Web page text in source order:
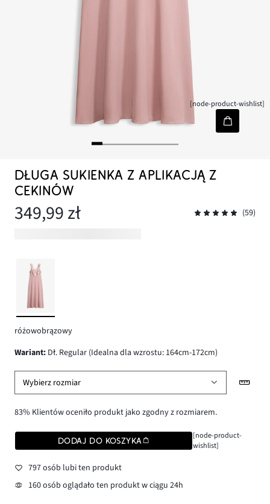
[node-product-wishlist]
DŁUGA SUKIENKA Z APLIKACJĄ Z
CEKINÓW
349,99 zł (59)
różowobrązowy
wariant: Dł. Regular (Idealna dla wzrostu: 164cm-172cm)
Wybierz rozmiar
83% Klientów oceniło produkt jako zgodny z rozmiarem.
DODAJ DO KOSZYKA
[node-product-
wishlist]
797 osób lubi ten produkt
160 osób oglądało ten produkt w ciągu 24h